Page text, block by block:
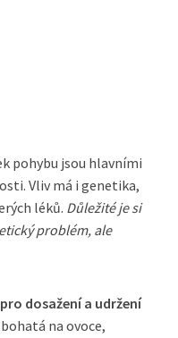
pohybu jsou hlavními
Vliv má i genetika,
léků. Důležité je si
problém, ale
dosažení a udržení
na ovoce,